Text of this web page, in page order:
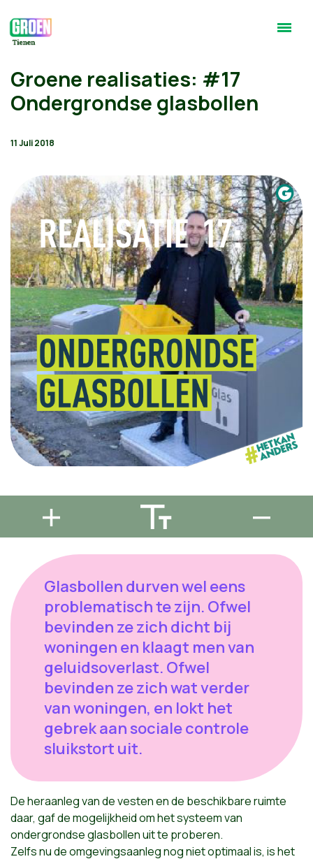
Groene realisaties: #17
Ondergrondse glasbollen
11 Juli 2018
Glasbollen durven wel eens
problematisch te zijn. Ofwel
bevinden ze zich dicht bij
woningen en klaagt men van
geluidsoverlast. Ofwel
bevinden ze zich wat verder
van woningen, en lokt het
gebrek aan sociale controle
sluikstort uit.
De heraanleg van de vesten en de beschikbare ruimte
daar, gaf de mogelijkheid om het systeem van
ondergrondse glasbollen uit te proberen.
Zelfs nu de omgevingsaanleg nog niet optimaal is, is het